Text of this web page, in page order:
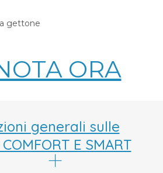
gettone
ORA
generali sulle
E SMART